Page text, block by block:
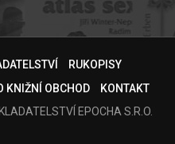
RUKOPISY
KNIŽNÍ OBCHOD
KONTAKT
EPOCHA S.R.O.